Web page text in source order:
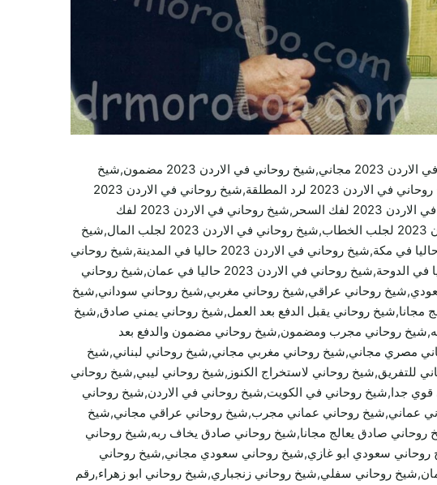
شيخ روحاني في الاردن 2023,رقم شيخ روحاني في الاردن 2023,شيخ روحاني في الاردن 2023 مجرب,شيخ روحاني في الاردن 2023 مجاني,شيخ روحاني في الاردن 2023 مضمون,شيخ
روحاني في الاردن 2023 صادق,شيخ روحاني في الاردن 2023 قوي,شيخ روحاني في الاردن 2023 لجلب الحبيب,شيخ روحاني في الاردن 2023 لرد المطلقة,شيخ روحاني في الاردن 2023
لاستخراج الكنوز,شيخ روحاني في الاردن 2023 لعلاج السحر,شيخ روحاني في الاردن 2023 لعلاج الحسد,شيخ روحاني في الاردن 2023 لفك السحر,شيخ روحاني في الاردن 2023 لفك
الحسد,شيخ روحاني في الاردن 2023 لعلاج التابعة,شيخ روحاني في الاردن 2023 لزواج العانس,شيخ روحاني في الاردن 2023 لجلب الخطاب,شيخ روحاني في الاردن 2023 لجلب المال,شيخ
روحاني في الاردن 2023 لجلب الرزق,شيخ روحاني في الاردن 2023 حاليا في الرياض,شيخ روحاني في الاردن 2023 حاليا في مكة,شيخ روحاني في الاردن 2023 حاليا في المدينة,شيخ روحاني
في الاردن 2023 حاليا في عجمان,شيخ روحاني في الاردن 2023 حاليا في ابوظبي,شيخ روحاني في الاردن 2023 حاليا في الدوحة,شيخ روحاني في الاردن 2023 حاليا في عمان,شيخ روحاني
في الكويت,شيخ روحاني,شيخ روحاني سعودي,شيخ روحاني عراقي,شيخ روحاني مغربي,شيخ روحاني سوداني,شيخ
روحاني يقبل الدفع بعد العمل,شيخ روحاني يمني صادق,شيخ
روحاني مجرب ومضمون,شيخ روحاني مضمون والدفع بعد
مصري مجاني,شيخ روحاني مغربي مجاني,شيخ روحاني لبناني,شيخ
روحاني لاستخراج الكنوز,شيخ روحاني ليبي,شيخ روحاني
جدا,شيخ روحاني في الكويت,شيخ روحاني في الاردن,شيخ روحاني
عماني,شيخ روحاني عماني مجرب,شيخ روحاني عراقي مجاني,شيخ
صادق يعالج مجانا,شيخ روحاني صادق يخاف ربه,شيخ روحاني
سعودي ابو غازي,شيخ روحاني سعودي مجاني,شيخ روحاني
روحاني سفلي,شيخ روحاني زنجباري,شيخ روحاني ابو زهراء,رقم